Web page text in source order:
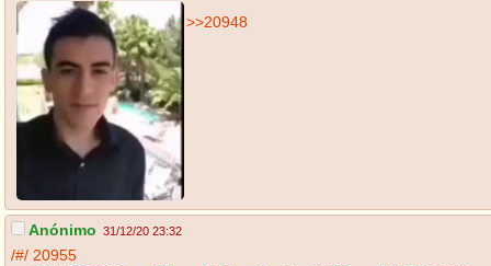
>>20948
Anónimo 31/12/20 23:32
/#/ 20955